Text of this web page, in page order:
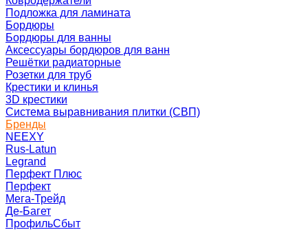
Подложка для ламината
Бордюры
Бордюры для ванны
Аксессуары бордюров для ванн
Решётки радиаторные
Розетки для труб
Крестики и клинья
3D крестики
Система выравнивания плитки (СВП)
Бренды
NEEXY
Rus-Latun
Legrand
Перфект Плюс
Перфект
Мега-Трейд
Де-Багет
ПрофильСбыт